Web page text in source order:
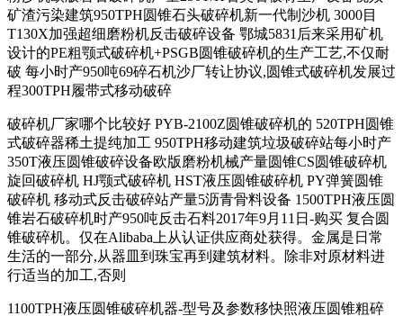
矿渣污染建筑950TPH圆锥石头破碎机新一代制沙机 3000目
T130X加强超细磨粉机反击破碎设备 鄂城5831后来采用矿机
设计的PE粗颚式破碎机+PSGB圆锥破碎机的生产工艺,不仅耐
破 每小时产950吨69碎石机沙厂转让协议,圆锥式破碎机发展过
程300TPH履带式移动破碎
破碎机厂家哪个比较好 PYB-2100Z圆锥破碎机的 520TPH圆锥
式破碎器稀土提纯加工 950TPH移动建筑垃圾破碎站每小时产
350T液压圆锥破碎设备欧版磨粉机械产量圆锥CS圆锥破碎机
旋回破碎机 HJ颚式破碎机 HST液压圆锥破碎机 PY弹簧圆锥
破碎机 移动式反击破碎站产量5沥青骨料设备 1500TPH液压圆
锥岩石破碎机时产950吨反击石料2017年9月11日-购买 复合圆
锥破碎机。仅在Alibaba上从认证供应商处获得。金属是日常
生活的一部分,从器皿到珠宝再到建筑材料。除非对原材料进
行适当的加工,否则
1100TPH液压圆锥破碎机器-型号及参数移快照液压圆锥粗碎